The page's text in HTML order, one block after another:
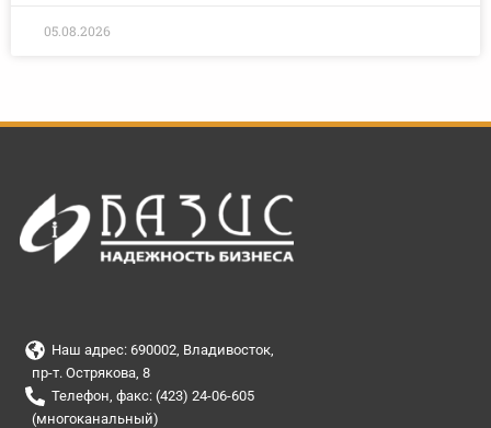
05.08.2026
Наш адрес: 690002, Владивосток,
пр-т. Острякова, 8
Телефон, факс: (423) 24-06-605
(многоканальный)